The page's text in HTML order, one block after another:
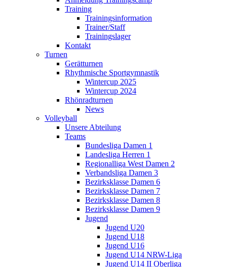
Training
Trainingsinformation
Trainer/Staff
Trainingslager
Kontakt
Turnen
Gerätturnen
Rhythmische Sportgymnastik
Wintercup 2025
Wintercup 2024
Rhönradturnen
News
Volleyball
Unsere Abteilung
Teams
Bundesliga Damen 1
Landesliga Herren 1
Regionalliga West Damen 2
Verbandsliga Damen 3
Bezirksklasse Damen 6
Bezirksklasse Damen 7
Bezirksklasse Damen 8
Bezirksklasse Damen 9
Jugend
Jugend U20
Jugend U18
Jugend U16
Jugend U14 NRW-Liga
Jugend U14 II Oberliga